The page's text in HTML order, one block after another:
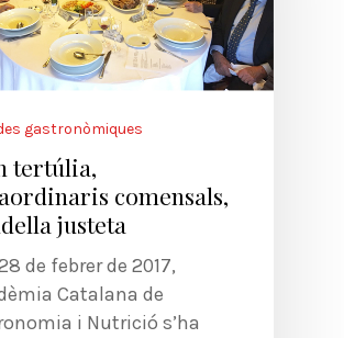
gastronòmiques
tertúlia,
comensals,
justeta
de febrer de 2017,
Catalana de
i Nutrició s’ha